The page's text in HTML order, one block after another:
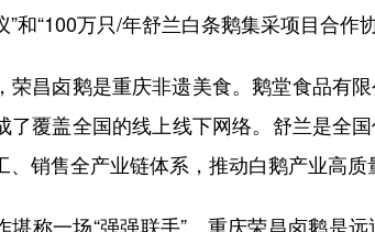
和“100万只/年舒兰白条鹅集采项目合作协
昌卤鹅是重庆非遗美食。鹅堂食品有限
了覆盖全国的线上线下网络。舒兰是全
、销售全产业链体系，推动白鹅产业高质
称一场“强强联手”。重庆荣昌卤鹅是远